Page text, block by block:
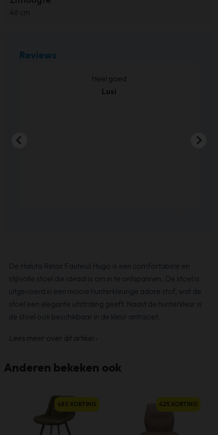
46 cm
Reviews
Heel goed
Lusi
De Haluta Relax Fauteuil Hugo is een comfortabele en
stijlvolle stoel die ideaal is om in te ontspannen. De stoel is
uitgevoerd in een mooie hunterkleurige adore stof, wat de
stoel een elegante uitstraling geeft. Naast de hunterkleur is
de stoel ook beschikbaar in de kleur antraciet.
Lees meer over dit artikel ›
Anderen bekeken ook
48% KORTING 42% KORTING